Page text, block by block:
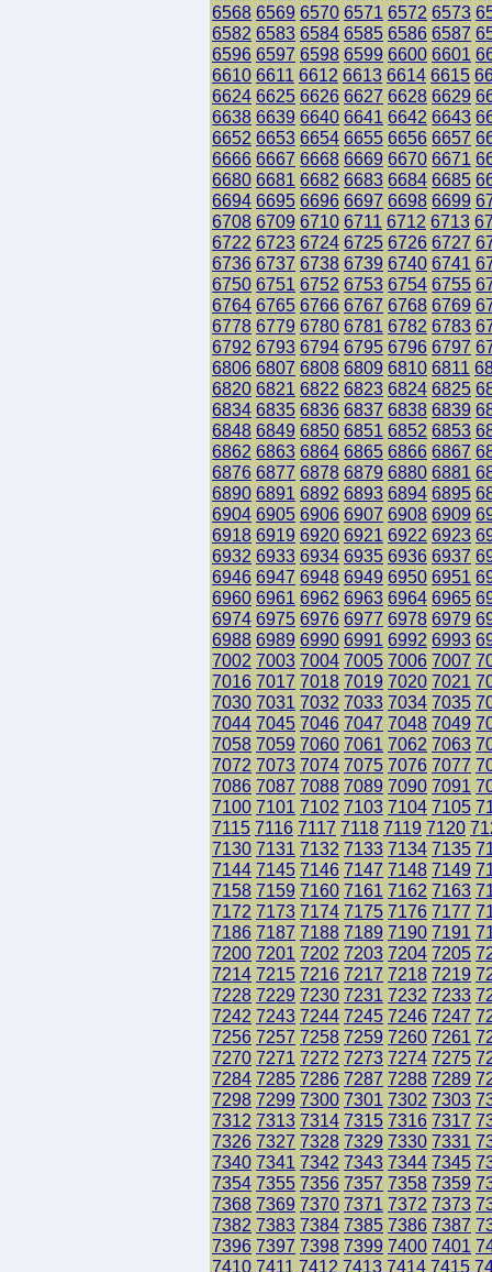
6568 6569 6570 6571 6572 6573
6582 6583 6584 6585 6586 6587
6596 6597 6598 6599 6600 6601
6610 6611 6612 6613 6614 6615
6624 6625 6626 6627 6628 6629
6638 6639 6640 6641 6642 6643
6652 6653 6654 6655 6656 6657
6666 6667 6668 6669 6670 6671
6680 6681 6682 6683 6684 6685
6694 6695 6696 6697 6698 6699
6708 6709 6710 6711 6712 6713
6722 6723 6724 6725 6726 6727
6736 6737 6738 6739 6740 6741
6750 6751 6752 6753 6754 6755
6764 6765 6766 6767 6768 6769
6778 6779 6780 6781 6782 6783
6792 6793 6794 6795 6796 6797
6806 6807 6808 6809 6810 6811
6820 6821 6822 6823 6824 6825
6834 6835 6836 6837 6838 6839
6848 6849 6850 6851 6852 6853
6862 6863 6864 6865 6866 6867
6876 6877 6878 6879 6880 6881
6890 6891 6892 6893 6894 6895
6904 6905 6906 6907 6908 6909
6918 6919 6920 6921 6922 6923
6932 6933 6934 6935 6936 6937
6946 6947 6948 6949 6950 6951
6960 6961 6962 6963 6964 6965
6974 6975 6976 6977 6978 6979
6988 6989 6990 6991 6992 6993
7002 7003 7004 7005 7006 7007
7016 7017 7018 7019 7020 7021
7030 7031 7032 7033 7034 7035
7044 7045 7046 7047 7048 7049
7058 7059 7060 7061 7062 7063
7072 7073 7074 7075 7076 7077
7086 7087 7088 7089 7090 7091
7100 7101 7102 7103 7104 7105
7115 7116 7117 7118 7119 7120
7130 7131 7132 7133 7134 7135
7144 7145 7146 7147 7148 7149
7158 7159 7160 7161 7162 7163
7172 7173 7174 7175 7176 7177
7186 7187 7188 7189 7190 7191
7200 7201 7202 7203 7204 7205
7214 7215 7216 7217 7218 7219
7228 7229 7230 7231 7232 7233
7242 7243 7244 7245 7246 7247
7256 7257 7258 7259 7260 7261
7270 7271 7272 7273 7274 7275
7284 7285 7286 7287 7288 7289
7298 7299 7300 7301 7302 7303
7312 7313 7314 7315 7316 7317
7326 7327 7328 7329 7330 7331
7340 7341 7342 7343 7344 7345
7354 7355 7356 7357 7358 7359
7368 7369 7370 7371 7372 7373
7382 7383 7384 7385 7386 7387
7396 7397 7398 7399 7400 7401
7410 7411 7412 7413 7414 7415